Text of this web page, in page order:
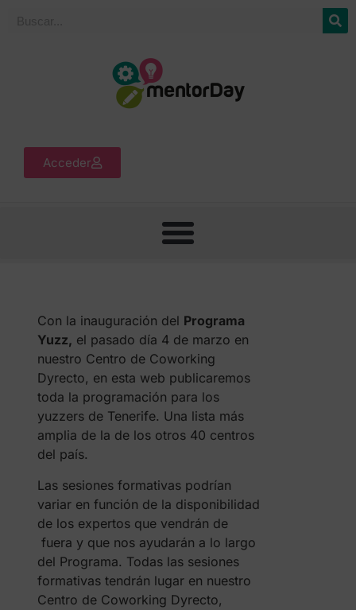
Acceder
Con la inauguración del Programa
Yuzz, el pasado día 4 de marzo en
nuestro Centro de Coworking
Dyrecto, en esta web publicaremos
toda la programación para los
yuzzers de Tenerife. Una lista más
amplia de la de los otros 40 centros
del país.
Las sesiones formativas podrían
variar en función de la disponibilidad
de los expertos que vendrán de
fuera y que nos ayudarán a lo largo
del Programa. Todas las sesiones
formativas tendrán lugar en nuestro
Centro de Coworking Dyrecto,